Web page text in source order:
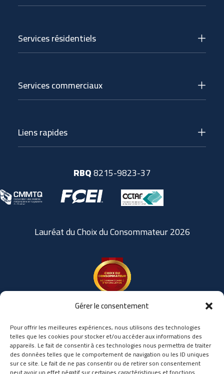
Gérer le consentement
Pour offrir les meilleures expériences, nous utilisons des technologies
telles que les cookies pour stocker et/ou accéder aux informations des
appareils. Le fait de consentir à ces technologies nous permettra de traiter
des données telles que le comportement de navigation ou les ID uniques
sur ce site. Le fait de ne pas consentir ou de retirer son consentement
Services résidentiels
Services commerciaux
Liens rapides
RBQ8215-9823-37
Lauréat du Choix du Consommateur 2026